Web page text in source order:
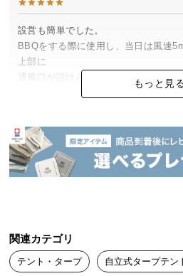
商
配
送
て
開
サ
ー
設営も簡単でした。
BBQをする際に使用し、当日は風速
上部に
通風口が設けられているためか吹き
ひろ
が、マジックテープでサイドタープを
の服装がニットなどだと引っかかって
もっと見
関連カテゴリ
テント・タープ 自立式タープテン